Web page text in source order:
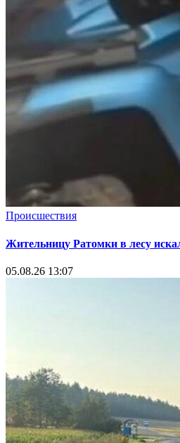
Происшествия
Жительницу Ратомки в лесу
05.08.26 13:07